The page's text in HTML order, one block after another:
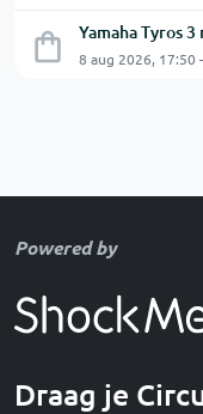
Yamaha Tyros
8 aug 2026, 17:50
Powered by
Draag je